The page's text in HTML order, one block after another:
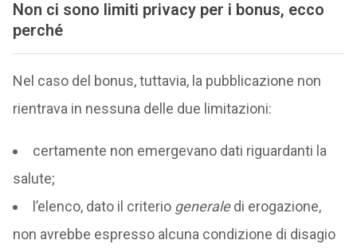
Non ci sono limiti privacy per i bonus, ecco
perché
Nel caso del bonus, tuttavia, la pubblicazione non
rientrava in nessuna delle due limitazioni:
certamente non emergevano dati riguardanti la
salute;
l’elenco, dato il criterio generaledi erogazione,
non avrebbe espresso alcuna condizione di disagio